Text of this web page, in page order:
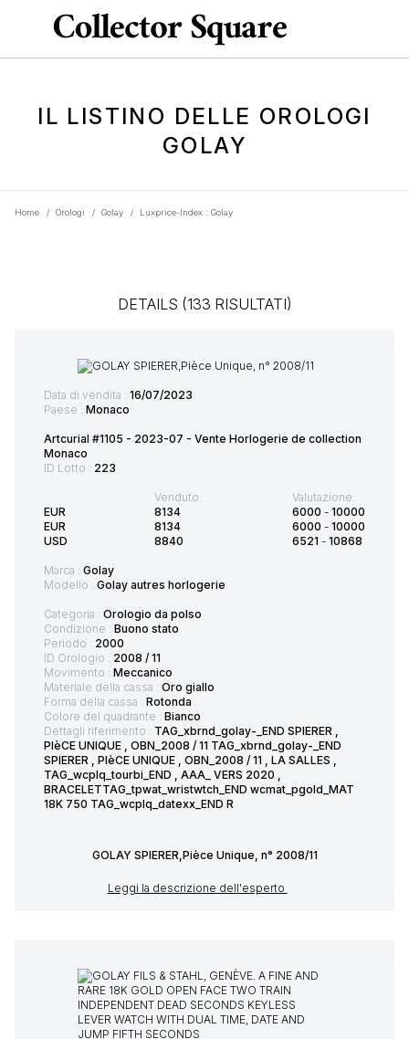
IL LISTINO DELLE OROLOGI
GOLAY
Home / Orologi / Golay / Luxprice-Index : Golay
DETAILS (133 RISULTATI)
Data di vendita : 16/07/2023
Paese : Monaco
Artcurial #1105 - 2023-07 - Vente Horlogerie de collection
Monaco
ID Lotto : 223
EUR
EUR
USD
Venduto:
8134
8134
8840
Valutazione:
6000 - 10000
6000 - 10000
6521 - 10868
Marca : Golay
Modello : Golay autres horlogerie
Categoria : Orologio da polso
Condizione : Buono stato
Periodo : 2000
ID Orologio : 2008 / 11
Movimento : Meccanico
Materiale della cassa : Oro giallo
Forma della cassa : Rotonda
Colore del quadrante : Bianco
Dettagli riferimento : TAG_xbrnd_golay-_END SPIERER ,
PIèCE UNIQUE , OBN_2008 / 11 TAG_xbrnd_golay-_END
SPIERER , PIèCE UNIQUE , OBN_2008 / 11 , LA SALLES ,
TAG_wcplq_tourbi_END , AAA_ VERS 2020 ,
BRACELETTAG_tpwat_wristwtch_END wcmat_pgold_MAT
18K 750 TAG_wcplq_datexx_END R
GOLAY SPIERER,Pièce Unique, n° 2008/11
Leggi la descrizione dell'esperto